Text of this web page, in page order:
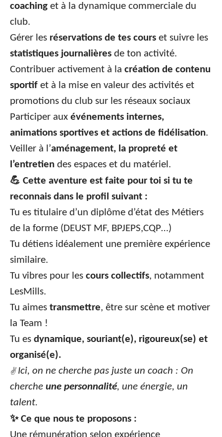
coaching et à la dynamique commerciale du
club.
Gérer les réservations de tes cours et suivre les
statistiques journalières de ton activité.
Contribuer activement à la création de contenu
sportif et à la mise en valeur des activités et
promotions du club sur les réseaux sociaux
Participer aux événements internes,
animations sportives et actions de fidélisation.
Veiller à l’aménagement, la propreté et
l’entretien des espaces et du matériel.
💪 Cette aventure est faite pour toi si tu te
reconnais dans le profil suivant :
Tu es titulaire d’un diplôme d’état des Métiers
de la forme (DEUST MF, BPJEPS,CQP…)
Tu détiens idéalement une première expérience
similaire.
Tu vibres pour les cours collectifs, notamment
LesMills.
Tu aimes transmettre, être sur scène et motiver
la Team !
Tu es dynamique, souriant(e), rigoureux(se) et
organisé(e).
✌ Ici, on ne cherche pas juste un coach : On
cherche une personnalité, une énergie, un
talent.
✨Ce que nous te proposons :
Une rémunération selon expérience